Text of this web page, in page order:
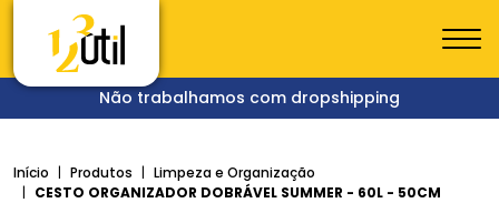
Não trabalhamos com dropshipping
Início Produtos
Limpeza e Organização
CESTO ORGANIZADOR DOBRÁVEL SUMMER - 60L - 50CM